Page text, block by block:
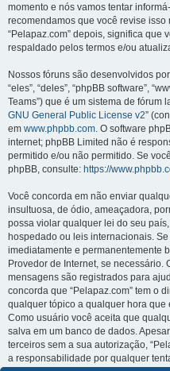
momento e nós vamos tentar
recomendamos que você revise
“Pelapaz.com” depois, significa que
respaldado pelos termos e/ou
Nossos fóruns são desenvolvidos
“eles”, “deles”, “phpBB software”,
Teams”) que é um sistema de fórum
GNU General Public License v2”
em www.phpbb.com. O software
internet; phpBB Limited não é
permitido e/ou não permitido. Se
phpBB, consulte: https://
Você concorda em não enviar
insultuosa, de ódio, ameaçadora,
possa violar qualquer lei do seu
hospedado ou leis internacionais.
imediatamente e permanentemente
Provedor de Internet, se necessário.
mensagens são registrados para
concorda que “Pelapaz.com” tem o
qualquer tópico a qualquer hora
Como usuário você aceita que
salva em um banco de dados.
terceiros sem a sua autorização,
a responsabilidade por qualquer